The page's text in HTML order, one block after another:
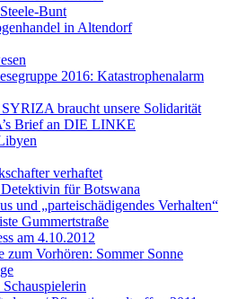
Bunt
in Altendorf
2016: Katastrophenalarm
braucht unsere Solidarität
Brief an DIE LINKE
verhaftet
für Botswana
und „parteischädigendes Verhalten“
Gummertstraße
am 4.10.2012
zum Vorhören: Sommer Sonne